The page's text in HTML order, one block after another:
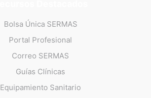
Bolsa Única SERMAS
Portal Profesional
Correo SERMAS
Guías Clínicas
Equipamiento Sanitario